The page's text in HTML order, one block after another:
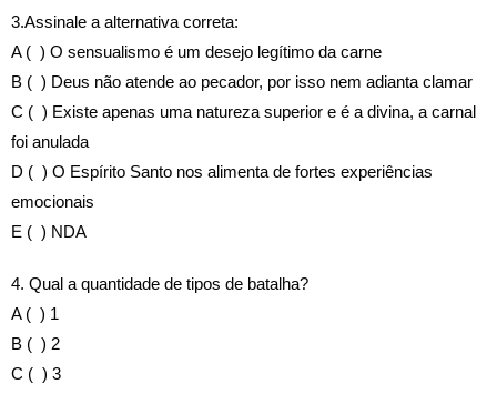
3.Assinale a alternativa correta:
A ( ) O sensualismo é um desejo legítimo da carne
B ( ) Deus não atende ao pecador, por isso nem adianta clamar
C ( ) Existe apenas uma natureza superior e é a divina, a carnal
foi anulada
D ( ) O Espírito Santo nos alimenta de fortes experiências
emocionais
E ( ) NDA
4. Qual a quantidade de tipos de batalha?
A ( ) 1
B ( ) 2
C ( ) 3